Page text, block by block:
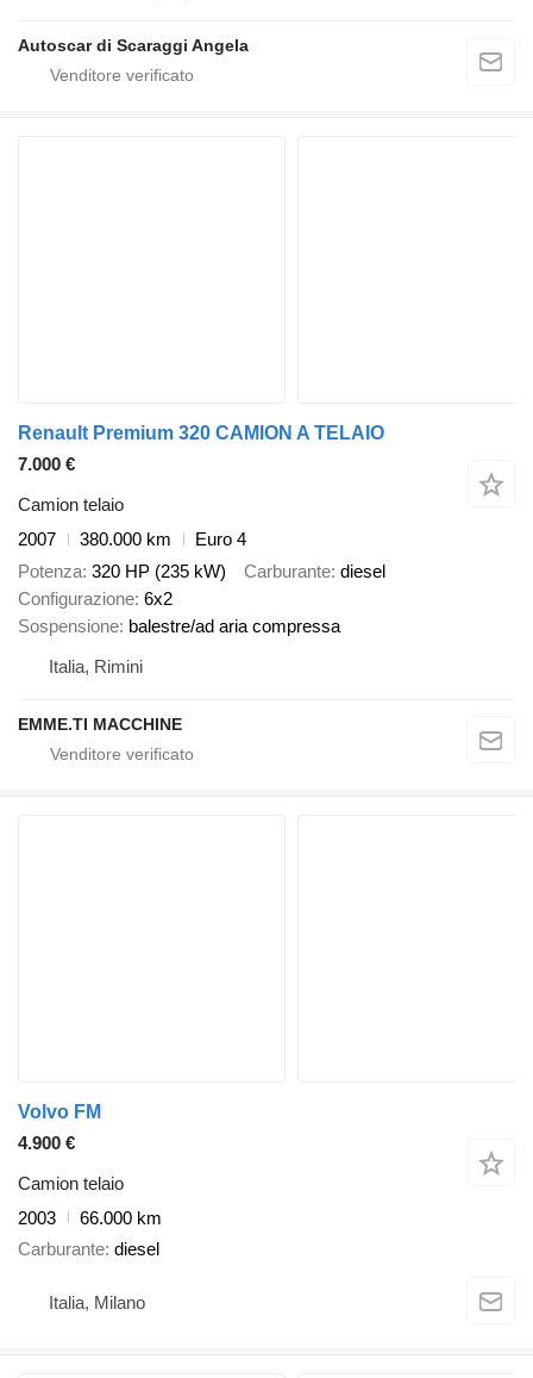
Autoscar di Scaraggi Angela
Renault Premium 320 CAMION A TELAIO
7.000 €
Camion telaio
2007
380.000 km
Euro 4
Potenza 320 HP (235 kW) Carburante diesel
Configurazione 6x2
Sospensione balestre/ad aria compressa
Italia, Rimini
EMME.TI MACCHINE
Volvo FM
4.900 €
Camion telaio
2003
66.000 km
Carburante diesel
Italia, Milano